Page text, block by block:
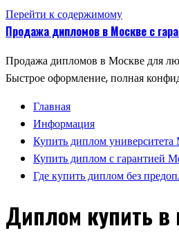
Перейти к содержимому
Продажа дипломов в Москве с
Продажа дипломов в Москве для
Быстрое оформление, полная
Главная
Информация
Купить диплом университета
Купить диплом с гарантией
Где купить диплом без
Диплом купить в